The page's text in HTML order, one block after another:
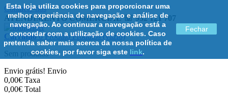
Esta loja utiliza cookies para proporcionar uma
melhor experiência de navegação e análise de
navegação. Ao continuar a navegação está a
concordar com a utilização de cookies. Caso
pretenda saber mais acerca da nossa política de
cookies, por favor siga este link.
Fechar
Contacte-nos
ATENDIMENTO COMERCIAL ☏ 932 121 707
Carrinho 0 Produto Produtos (vazio)
Sem produtos
Envio grátis! Envio
0,00€ Taxa
0,00€ Total